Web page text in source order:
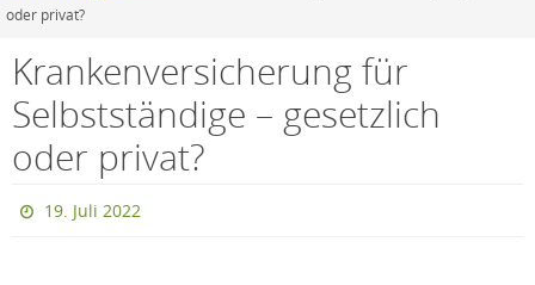
oder privat?
Krankenversicherung für
Selbstständige – gesetzlich
oder privat?
19. Juli 2022